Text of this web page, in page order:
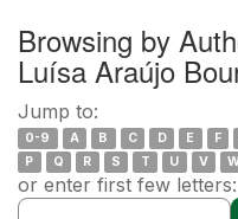
Browsing by
Luísa Araújo
Jump to:
0-9 A B C D E F
P
Q R S T U V
or enter first few letters: